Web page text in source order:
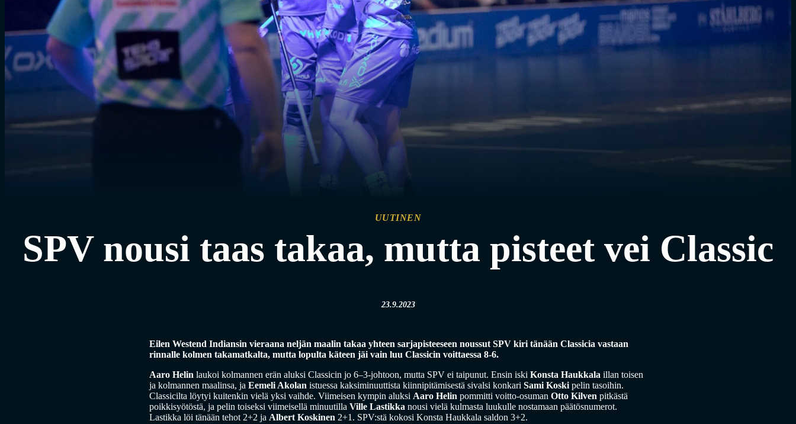
UUTINEN
SPV nousi taas takaa, mutta pisteet vei Classic
23.9.2023
Eilen Westend Indiansin vieraana neljän maalin takaa yhteen sarjapisteeseen noussut SPV kiri tänään Classicia vastaan
rinnalle kolmen takamatkalta, mutta lopulta käteen jäi vain luu Classicin voittaessa 8-6.
Aaro Helin laukoi kolmannen erän aluksi Classicin jo 6–3-johtoon, mutta SPV ei taipunut. Ensin iski Konsta Haukkala illan toisen
ja kolmannen maalinsa, ja Eemeli Akolan istuessa kaksiminuuttista kiinnipitämisestä sivalsi konkari Sami Koski pelin tasoihin.
Classicilta löytyi kuitenkin vielä yksi vaihde. Viimeisen kympin aluksi Aaro Helin pommitti voitto-osuman Otto Kilven pitkästä
poikkisyötöstä, ja pelin toiseksi viimeisellä minuutilla Ville Lastikka nousi vielä kulmasta luukulle nostamaan päätösnumerot.
Lastikka löi tänään tehot 2+2 ja Albert Koskinen 2+1. SPV:stä kokosi Konsta Haukkala saldon 3+2.